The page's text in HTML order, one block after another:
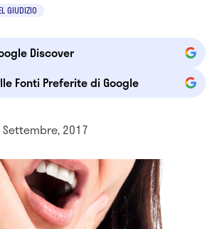
GIUDIZIO
Discover
Fonti Preferite di Google
2017